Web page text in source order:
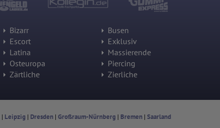
Bizarr
Busen
Escort
Exklusiv
Latina
Massierende
Osteuropa
Piercing
Zärtliche Zierliche
| Leipzig | Dresden| Großraum-Nürnberg | Bremen| Saarland